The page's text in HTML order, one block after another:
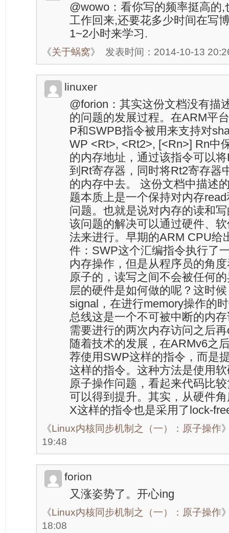
@wowo：看你写的频率挺高的
工作回来,还要花多少时间在写
1~2小时来学习.
《关于蜗窝》 发表时间：2014-10-13
linuxer
@forion：其实这份文档没有描
的问题的发展过程。在ARM平
P和SWPB指令被用来支持对
WP <Rt>, <Rt2>, [<Rn>] Rn中
的内存地址，通过该指令可以
到Rt寄存器，同时将Rt2寄存器
的内存中去。 这份文档中描述
题本质上是一个保持对内存
问题。也就是说对内存的读和
该问题的解决可以通过硬件、
法来进行。早期的ARM CPU给
件：SWP这个汇编指令执行了
内存操作，但是从程序员的角
原子的，读写之间不会被任何
层的硬件是如何做的呢？这时
signal，在进行memory操作的
总线这是一个不可被中断的内
需要进行的两次内存访问之后
随着技术的发展，在ARMv6之
荐使用SWP这样的指令，而是
这样的指令。这种方法是使用
原子操作问题，看起来代码比
可以得到提升。其实，从硬件
X这样的指令也是采用了lock-
《Linux内核同步机制之（一）：原子操作
19:48
forion
又涨姿势了。开心ing
《Linux内核同步机制之（一）：原子操作
18:08